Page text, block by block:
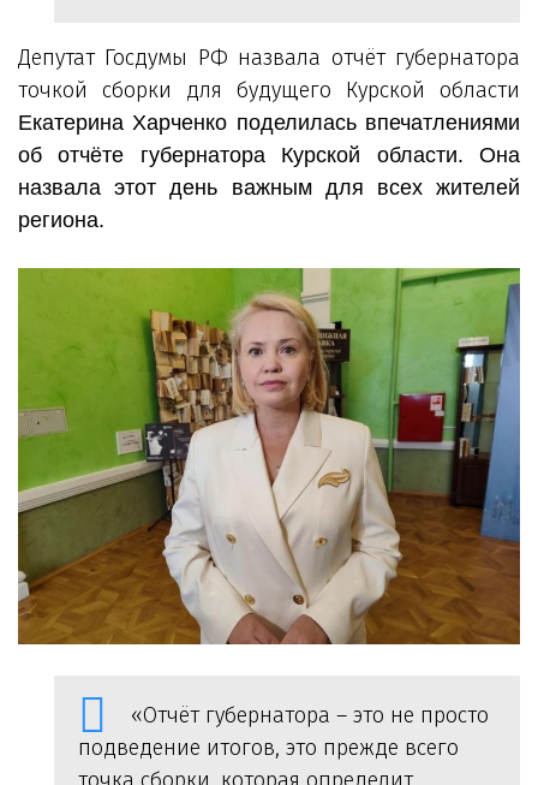
Депутат Госдумы РФ назвала отчёт губернатора
точкой сборки для будущего Курской области
Екатерина Харченко поделилась впечатлениями
об отчёте губернатора Курской области. Она
назвала этот день важным для всех жителей
региона.
«Отчёт губернатора – это не просто
подведение итогов, это прежде всего